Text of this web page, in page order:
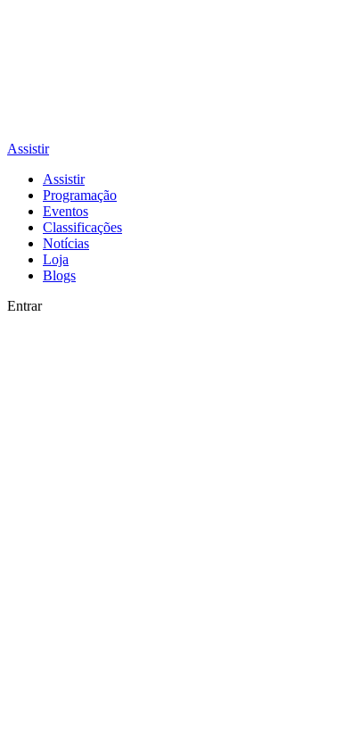
Assistir
Assistir
Programação
Eventos
Classificações
Notícias
Loja
Blogs
Entrar